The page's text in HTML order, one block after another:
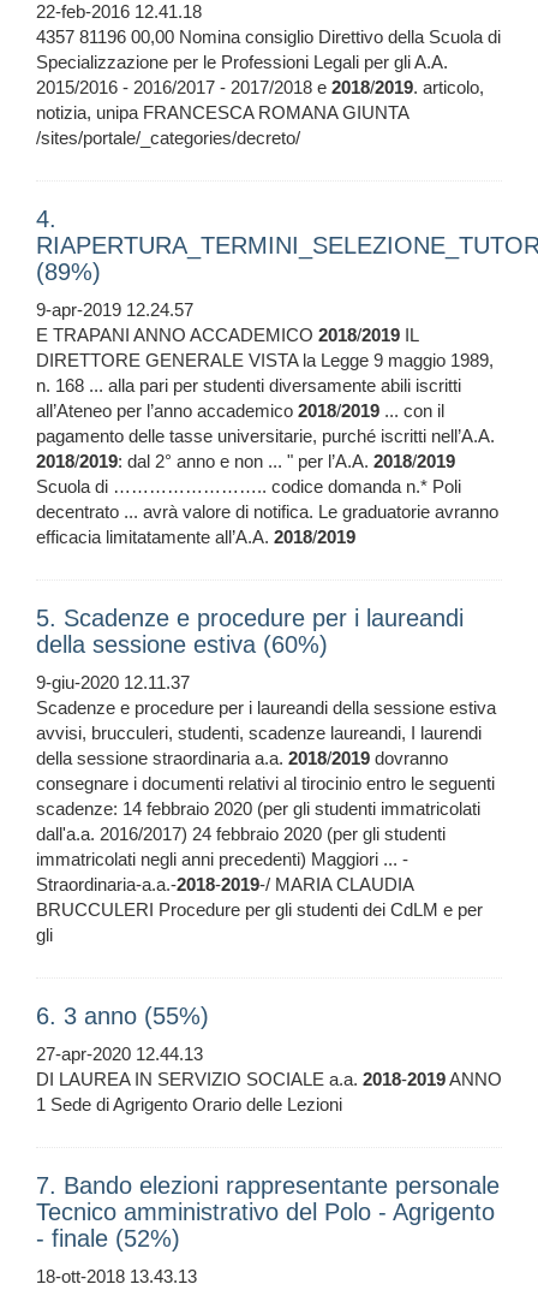
22-feb-2016 12.41.18
4357 81196 00,00 Nomina consiglio Direttivo della Scuola di
Specializzazione per le Professioni Legali per gli A.A.
2015/2016 - 2016/2017 - 2017/2018 e 2018/2019. articolo,
notizia, unipa FRANCESCA ROMANA GIUNTA
/sites/portale/_categories/decreto/
4.
(89%)
9-apr-2019 12.24.57
E TRAPANI ANNO ACCADEMICO 2018/2019 IL
DIRETTORE GENERALE VISTA la Legge 9 maggio 1989,
n. 168 ... alla pari per studenti diversamente abili iscritti
all’Ateneo per l’anno accademico 2018/2019 ... con il
pagamento delle tasse universitarie, purché iscritti nell’A.A.
2018/2019: dal 2° anno e non ... " per l’A.A. 2018/2019
Scuola di …………………….. codice domanda n.* Poli
decentrato ... avrà valore di notifica. Le graduatorie avranno
efficacia limitatamente all’A.A. 2018/2019
5. Scadenze e procedure per i laureandi
della sessione estiva (60%)
9-giu-2020 12.11.37
Scadenze e procedure per i laureandi della sessione estiva
avvisi, brucculeri, studenti, scadenze laureandi, I laurendi
della sessione straordinaria a.a. 2018/2019 dovranno
consegnare i documenti relativi al tirocinio entro le seguenti
scadenze: 14 febbraio 2020 (per gli studenti immatricolati
dall'a.a. 2016/2017) 24 febbraio 2020 (per gli studenti
immatricolati negli anni precedenti) Maggiori ... -
Straordinaria-a.a.-2018-2019-/ MARIA CLAUDIA
BRUCCULERI Procedure per gli studenti dei CdLM e per
gli
6. 3 anno (55%)
27-apr-2020 12.44.13
DI LAUREA IN SERVIZIO SOCIALE a.a. 2018-2019ANNO
1 Sede di Agrigento Orario delle Lezioni
7. Bando elezioni rappresentante personale
Tecnico amministrativo del Polo - Agrigento
- finale (52%)
18-ott-2018 13.43.13